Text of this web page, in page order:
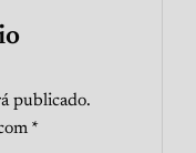
publicado.
*